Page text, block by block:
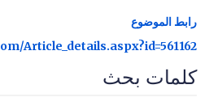
رابط الموضوع
Article_details.aspx?id=561162
كلمات بحث